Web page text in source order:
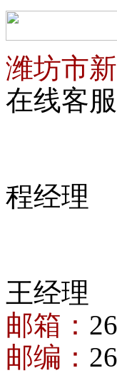
潍坊市
在线客服
程经理
王经理
邮箱：
邮编：